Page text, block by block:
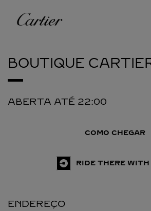
Cartier
BOUTIQUE
ABERTA ATÉ 22:00
COMO CHEGAR
RIDE THERE WITH
ENDEREÇO